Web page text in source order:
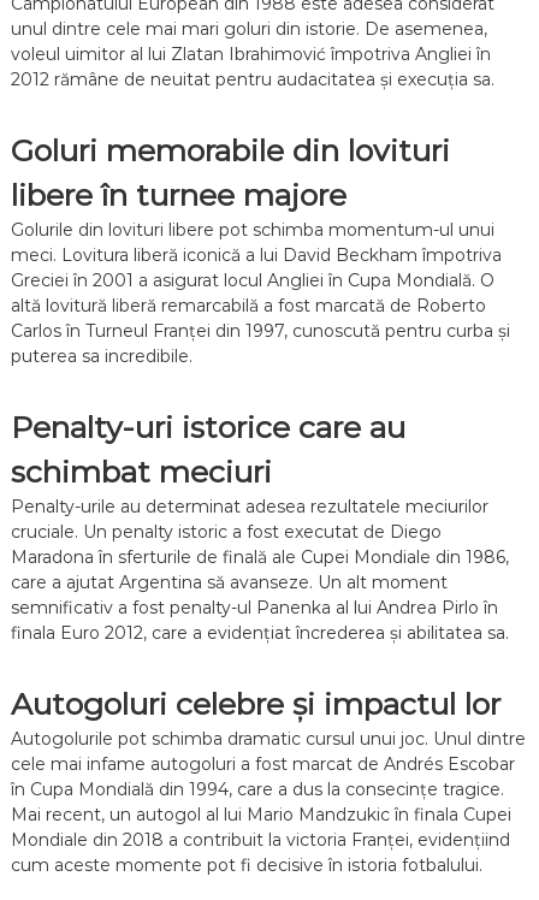
unul dintre cele mai mari goluri din istorie. De asemenea,
voleul uimitor al lui Zlatan Ibrahimović împotriva Angliei în
2012 rămâne de neuitat pentru audacitatea și execuția sa.
Goluri memorabile din lovituri
libere în turnee majore
Golurile din lovituri libere pot schimba momentum-ul unui
meci. Lovitura liberă iconică a lui David Beckham împotriva
Greciei în 2001 a asigurat locul Angliei în Cupa Mondială. O
altă lovitură liberă remarcabilă a fost marcată de Roberto
Carlos în Turneul Franței din 1997, cunoscută pentru curba și
puterea sa incredibile.
Penalty-uri istorice care au
schimbat meciuri
Penalty-urile au determinat adesea rezultatele meciurilor
cruciale. Un penalty istoric a fost executat de Diego
Maradona în sferturile de finală ale Cupei Mondiale din 1986,
care a ajutat Argentina să avanseze. Un alt moment
semnificativ a fost penalty-ul Panenka al lui Andrea Pirlo în
finala Euro 2012, care a evidențiat încrederea și abilitatea sa.
Autogoluri celebre și impactul lor
Autogolurile pot schimba dramatic cursul unui joc. Unul dintre
cele mai infame autogoluri a fost marcat de Andrés Escobar
în Cupa Mondială din 1994, care a dus la consecințe tragice.
Mai recent, un autogol al lui Mario Mandzukic în finala Cupei
Mondiale din 2018 a contribuit la victoria Franței, evidențiind
cum aceste momente pot fi decisive în istoria fotbalului.